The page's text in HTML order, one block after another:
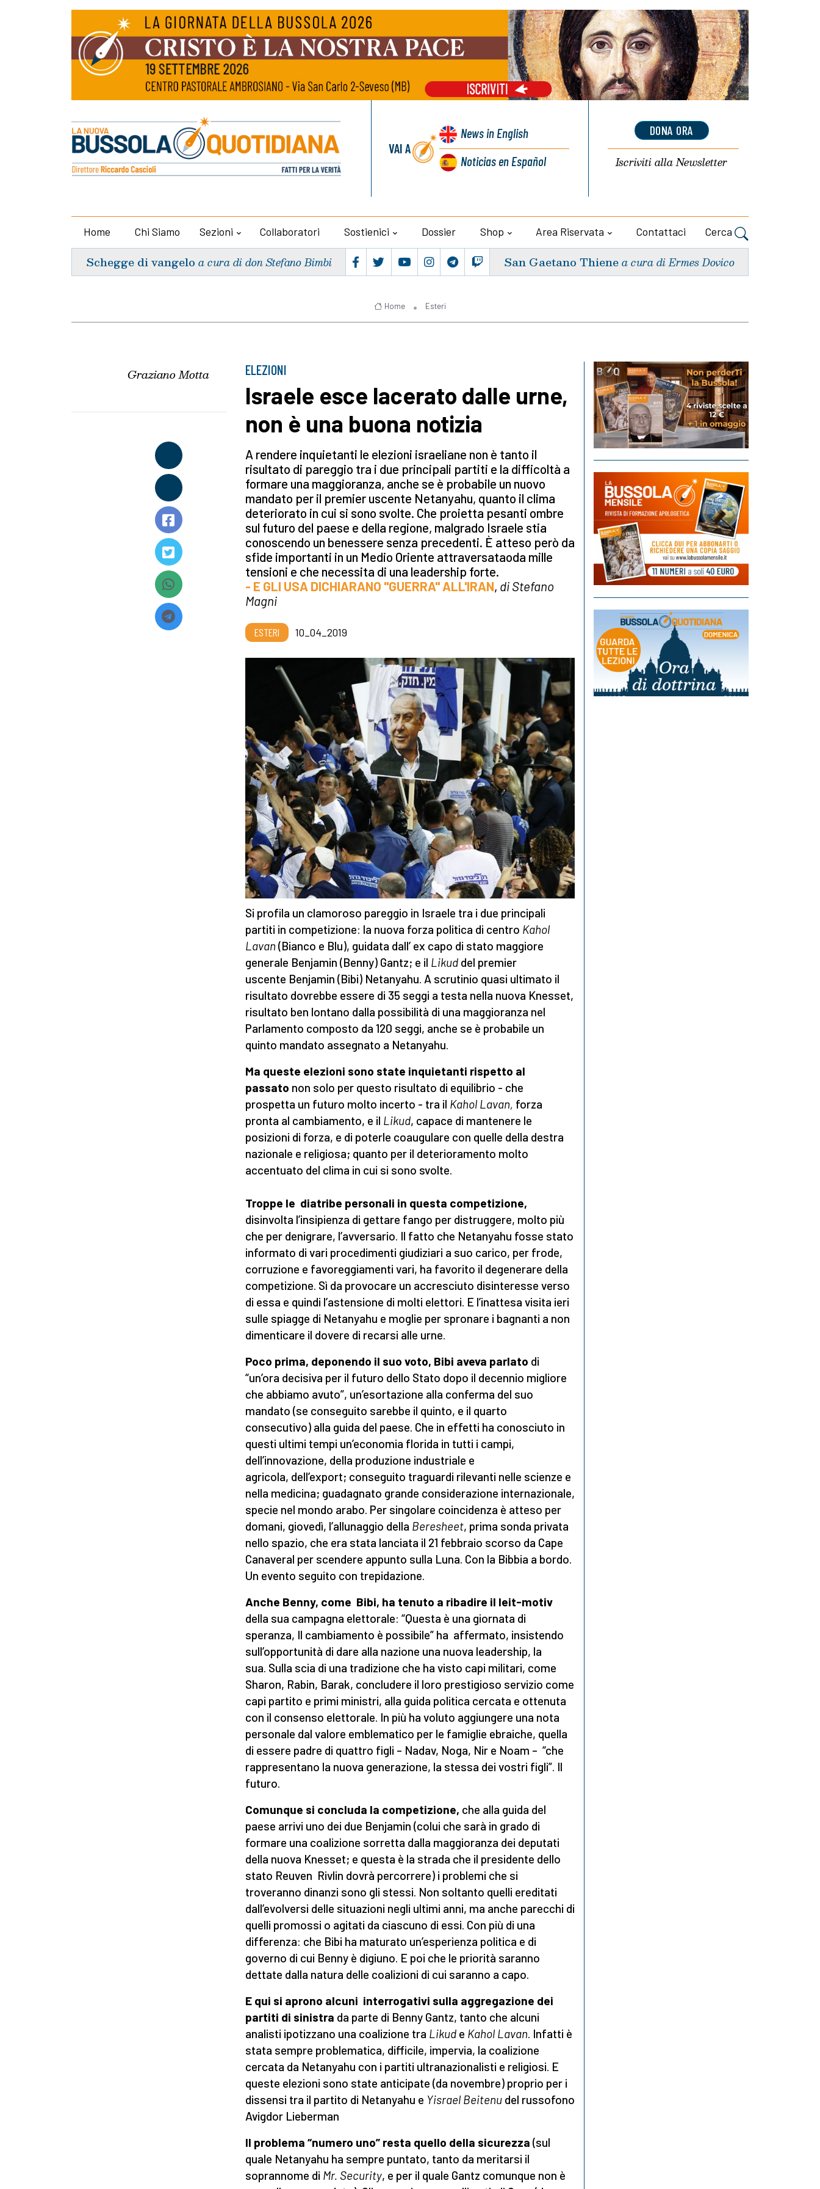
VAI A
Newsin English
Noticiasen Español
DONA ORA
Iscriviti allaNewsletter
Home Chi Siamo Sezioni Collaboratori Sostienici Dossier Shop Area Riservata Contattaci Cerca
Schegge di vangelo a cura di don Stefano Bimbi San Gaetano Thiene a cura di Ermes Dovico
Home Esteri
Graziano Motta ELEZIONI
Israele esce lacerato dalle urne,
non è una buona notizia
A rendere inquietanti le elezioni israeliane non è tanto il
risultato di pareggio tra i due principali partiti e la difficoltà a
formare una maggioranza, anche se è probabile un nuovo
mandato per il premier uscente Netanyahu, quanto il clima
deteriorato in cui si sono svolte. Che proietta pesanti ombre
sul futuro del paese e della regione, malgrado Israele stia
conoscendo un benessere senza precedenti. È atteso però da
sfide importanti in un Medio Oriente attraversataoda mille
tensioni e che necessita di una leadership forte.
- E GLI USA DICHIARANO "GUERRA" ALL'IRAN, di Stefano
Magni
ESTERI 10_04_2019
Si profila un clamoroso pareggio in Israele tra i due principali
partiti in competizione: la nuova forza politica di centro Kahol
Lavan (Bianco e Blu), guidata dall’ ex capo di stato maggiore
generale Benjamin (Benny) Gantz; e il Likud del premier
uscente Benjamin (Bibi) Netanyahu. A scrutinio quasi ultimato il
risultato dovrebbe essere di 35 seggi a testa nella nuova Knesset,
risultato ben lontano dalla possibilità di una maggioranza nel
Parlamento composto da 120 seggi, anche se è probabile un
quinto mandato assegnato a Netanyahu.
Ma queste elezioni sono state inquietanti rispetto al
passato non solo per questo risultato di equilibrio - che
prospetta un futuro molto incerto - tra il Kahol Lavan, forza
pronta al cambiamento, e il Likud, capace di mantenere le
posizioni di forza, e di poterle coaugulare con quelle della destra
nazionale e religiosa; quanto per il deterioramento molto
accentuato del clima in cui si sono svolte.
Troppe le diatribe personali in questa competizione,
disinvolta l’insipienza di gettare fango per distruggere, molto più
che per denigrare, l’avversario. Il fatto che Netanyahu fosse stato
informato di vari procedimenti giudiziari a suo carico, per frode,
corruzione e favoreggiamenti vari, ha favorito il degenerare della
competizione. Sì da provocare un accresciuto disinteresse verso
di essa e quindi l’astensione di molti elettori. E l’inattesa visita ieri
sulle spiagge di Netanyahu e moglie per spronare i bagnanti a non
dimenticare il dovere di recarsi alle urne.
Poco prima, deponendo il suo voto, Bibi aveva parlato di
“un’ora decisiva per il futuro dello Stato dopo il decennio migliore
che abbiamo avuto”, un’esortazione alla conferma del suo
mandato (se conseguito sarebbe il quinto, e il quarto
consecutivo) alla guida del paese. Che in effetti ha conosciuto in
questi ultimi tempi un’economia florida in tutti i campi,
dell’innovazione, della produzione industriale e
agricola, dell’export; conseguito traguardi rilevanti nelle scienze e
nella medicina; guadagnato grande considerazione internazionale,
specie nel mondo arabo. Per singolare coincidenza è atteso per
domani, giovedì, l’allunaggio della Beresheet, prima sonda privata
nello spazio, che era stata lanciata il 21 febbraio scorso da Cape
Canaveral per scendere appunto sulla Luna. Con la Bibbia a bordo.
Un evento seguito con trepidazione.
Anche Benny, come Bibi, ha tenuto a ribadire il leit-motiv
della sua campagna elettorale: “Questa è una giornata di
speranza, Il cambiamento è possibile” ha affermato, insistendo
sull’opportunità di dare alla nazione una nuova leadership, la
sua. Sulla scia di una tradizione che ha visto capi militari, come
Sharon, Rabin, Barak, concludere il loro prestigioso servizio come
capi partito e primi ministri, alla guida politica cercata e ottenuta
con il consenso elettorale. In più ha voluto aggiungere una nota
personale dal valore emblematico per le famiglie ebraiche, quella
di essere padre di quattro figli – Nadav, Noga, Nir e Noam – “che
rappresentano la nuova generazione, la stessa dei vostri figli”. Il
futuro.
Comunque si concluda la competizione, che alla guida del
paese arrivi uno dei due Benjamin (colui che sarà in grado di
formare una coalizione sorretta dalla maggioranza dei deputati
della nuova Knesset; e questa è la strada che il presidente dello
stato Reuven Rivlin dovrà percorrere) i problemi che si
troveranno dinanzi sono gli stessi. Non soltanto quelli ereditati
dall’evolversi delle situazioni negli ultimi anni, ma anche parecchi di
quelli promossi o agitati da ciascuno di essi. Con più di una
differenza: che Bibi ha maturato un’esperienza politica e di
governo di cui Benny è digiuno. E poi che le priorità saranno
dettate dalla natura delle coalizioni di cui saranno a capo.
E qui si aprono alcuni interrogativi sulla aggregazione dei
partiti di sinistra da parte di Benny Gantz, tanto che alcuni
analisti ipotizzano una coalizione tra Likud e Kahol Lavan. Infatti è
stata sempre problematica, difficile, impervia, la coalizione
cercata da Netanyahu con i partiti ultranazionalisti e religiosi. E
queste elezioni sono state anticipate (da novembre) proprio per i
dissensi tra il partito di Netanyahu e Yisrael Beitenu del russofono
Avigdor Lieberman
Il problema “numero uno” resta quello della sicurezza (sul
quale Netanyahu ha sempre puntato, tanto da meritarsi il
soprannome di Mr. Security, e per il quale Gantz comunque non è